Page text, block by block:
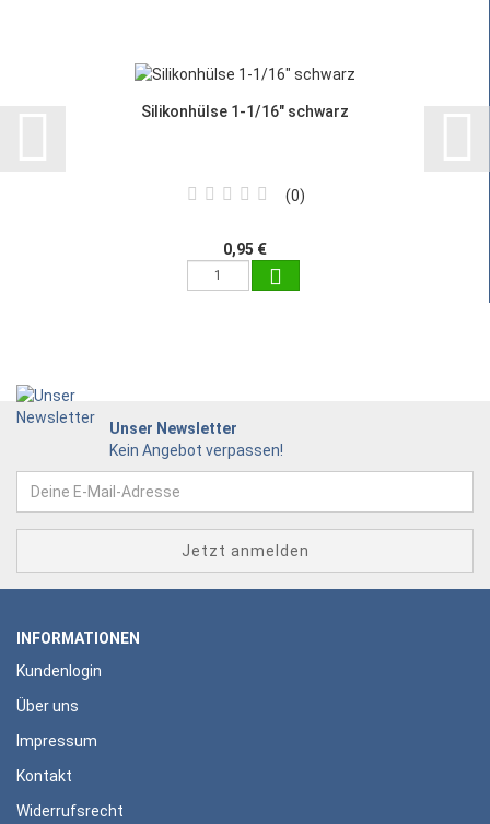
Silikonhülse 1-1/16" schwarz
0
0,95 €
Unser Newsletter
Kein Angebot verpassen!
INFORMATIONEN
Kundenlogin
Über uns
Impressum
Kontakt
Widerrufsrecht